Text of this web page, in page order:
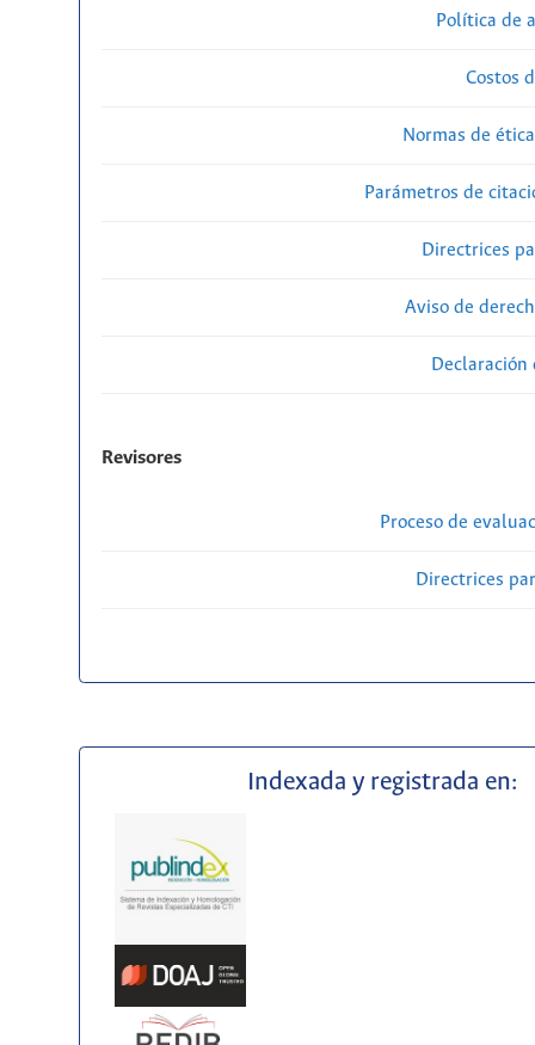
Política de
Costos
Normas de
Parámetros de
Directrices
Aviso de
Revisores
Proceso de
Directrices
Indexada y registrada en: